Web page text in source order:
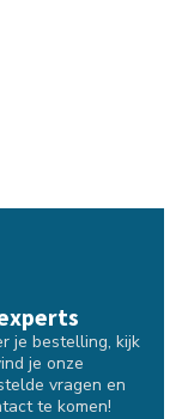
je bestelling, kijk
je onze
vragen en
te komen!